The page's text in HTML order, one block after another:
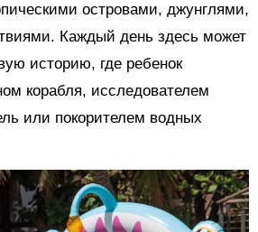
островами, джунглями,
Каждый день здесь может
историю, где ребенок
корабля, исследователем
или покорителем водных